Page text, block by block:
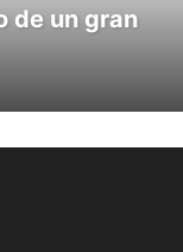
de un gran